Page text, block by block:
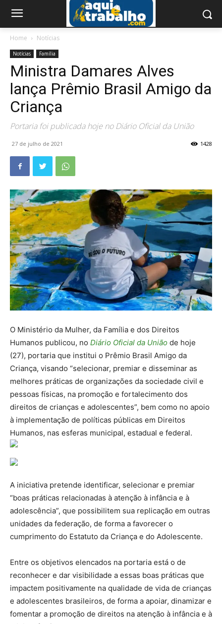
Home Notícias
Notícias Família
Ministra Damares Alves
lança Prêmio Brasil Amigo da
Criança
Portaria foi publicada hoje no Diário Oficial da União
27 de julho de 2021 1428
O Ministério da Mulher, da Família e dos Direitos
Humanos publicou, no Diário Oficial da União de hoje
(27), portaria que institui o Prêmio Brasil Amigo da
Criança, visando “selecionar, premiar e disseminar as
melhores práticas de organizações da sociedade civil e
pessoas físicas, na promoção e fortalecimento dos
direitos de crianças e adolescentes”, bem como no apoio
à implementação de políticas públicas em Direitos
Humanos, nas esferas municipal, estadual e federal.
A iniciativa pretende identificar, selecionar e premiar
“boas práticas relacionadas à atenção à infância e à
adolescência”, que possibilitem sua replicação em outras
unidades da federação, de forma a favorecer o
cumprimento do Estatuto da Criança e do Adolescente.
Entre os objetivos elencados na portaria está o de
reconhecer e dar visibilidade a essas boas práticas que
impactem positivamente na qualidade de vida de crianças
e adolescentes brasileiros, de forma a apoiar, dinamizar e
fomentar a promoção de direitos na atenção à infância e à